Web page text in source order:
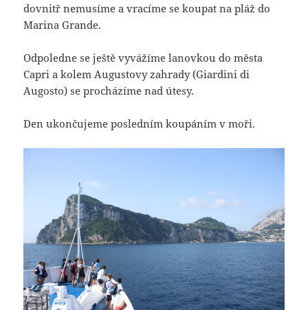
dovnitř nemusíme a vracíme se koupat na pláž do
Marina Grande.
Odpoledne se ještě vyvážíme lanovkou do města
Capri a kolem Augustovy zahrady (Giardini di
Augosto) se procházíme nad útesy.
Den ukončujeme posledním koupáním v moři.